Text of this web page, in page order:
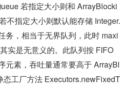
若指定大小则和 ArrayBlocki
不指定大小则默认能存储 Integer.
务，相当于无界队列，此时 maxi
实是无意义的。此队列按 FIFO
元素，吞吐量通常要高于 ArrayBl
态工厂方法 Executors.newFixedT